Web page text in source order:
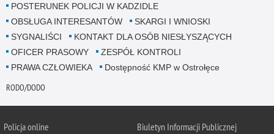
POSTERUNEK POLICJI W KADZIDLE
OBSŁUGA INTERESANTÓW
SKARGI I WNIOSKI
SYGNALIŚCI
KONTAKT DLA OSÓB NIESŁYSZĄCYCH
OFICER PRASOWY
ZESPÓŁ KONTROLI
PRAWA CZŁOWIEKA
Dostępność KMP w Ostrołęce
RODO/DODO
Policja online
Biuletyn Informacji Publicznej